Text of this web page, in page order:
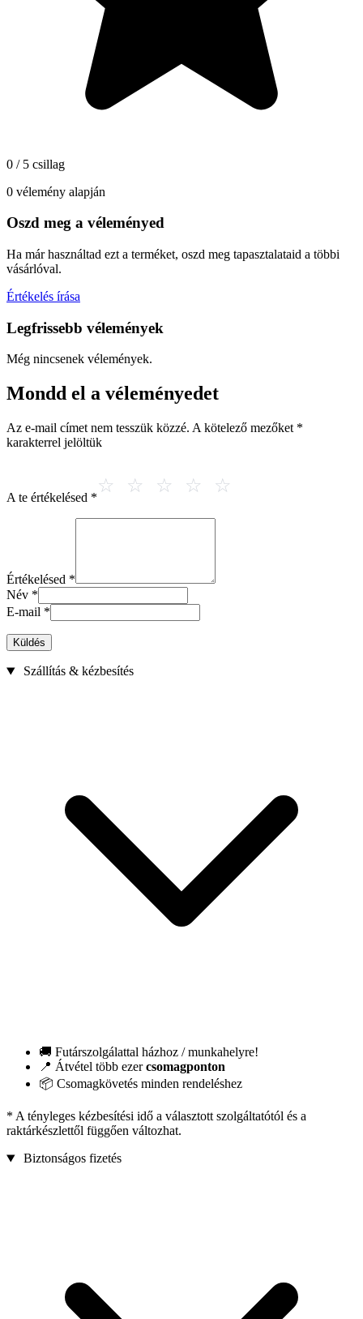
0 / 5 csillag
0 vélemény alapján
Oszd meg a véleményed
Ha már használtad ezt a terméket, oszd meg tapasztalataid a többi
vásárlóval.
Értékelés írása
Legfrissebb vélemények
Még nincsenek vélemények.
Mondd el a véleményedet
Az e-mail címet nem tesszük közzé. A kötelező mezőket *
karakterrel jelöltük
A te értékelésed *
Értékelésed *
Név *
E-mail *
Küldés
Szállítás & kézbesítés
🚚 Futárszolgálattal házhoz / munkahelyre!
📍 Átvétel több ezercsomagponton
📦 Csomagkövetés minden rendeléshez
* A tényleges kézbesítési idő a választott szolgáltatótól és a
raktárkészlettől függően változhat.
Biztonságos fizetés